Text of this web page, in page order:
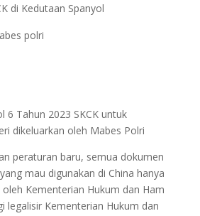
di Kedutaan Spanyol
polri
6 Tahun 2023 SKCK untuk
dikeluarkan oleh Mabes Polri
peraturan baru, semua dokumen
mau digunakan di China hanya
Kementerian Hukum dan Ham
legalisir Kementerian Hukum dan